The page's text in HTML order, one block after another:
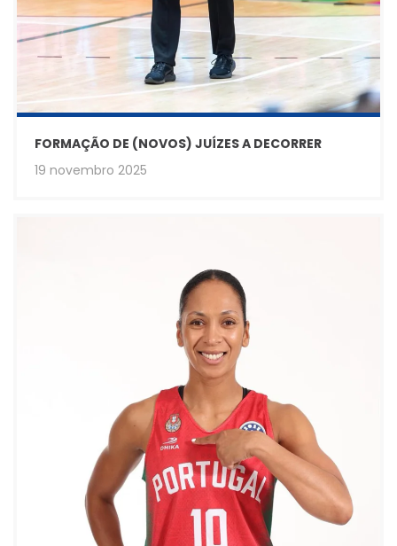
FORMAÇÃO DE (NOVOS) JUÍZES A DECORRER
19 novembro 2025